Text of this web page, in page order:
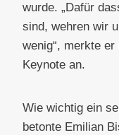
wurde. „Dafür
sind, wehren wir
wenig“, merkte
Keynote an.
Wie wichtig ein
betonte Emilian